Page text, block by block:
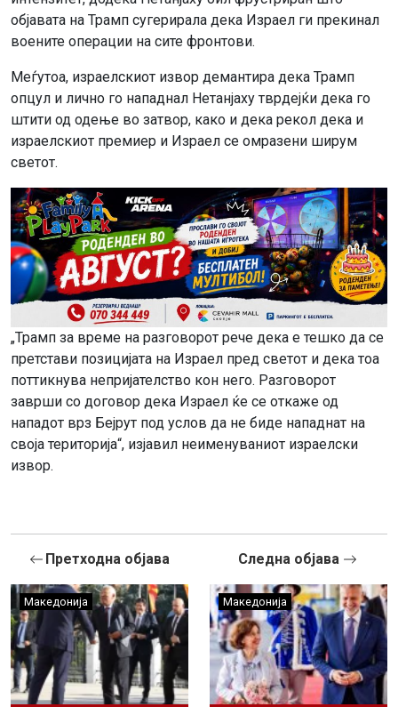
објавата на Трамп сугерирала дека Израел ги прекинал
воените операции на сите фронтови.
Меѓутоа, израелскиот извор демантира дека Трамп
опцул и лично го нападнал Нетанјаху тврдејќи дека го
штити од одење во затвор, како и дека рекол дека и
израелскиот премиер и Израел се омразени ширум
светот.
„Трамп за време на разговорот рече дека е тешко да се
претстави позицијата на Израел пред светот и дека тоа
поттикнува непријателство кон него. Разговорот
заврши со договор дека Израел ќе се откаже од
нападот врз Бејрут под услов да не биде нападнат на
своја територија“, изјавил неименуваниот израелски
извор.
Претходна објава
Македонија
Следна објава
Македонија